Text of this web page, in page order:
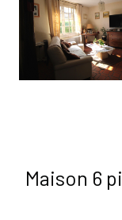
Maison 6 pièce(s) 4 chambre(s) 120